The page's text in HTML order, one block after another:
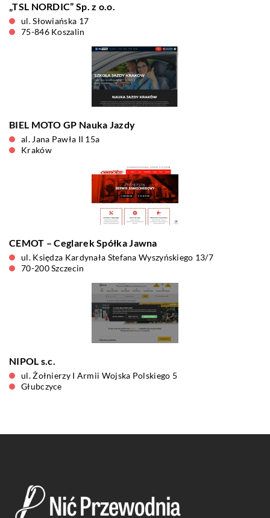
„TSL NORDIC” Sp. z o.o.
ul. Słowiańska 17
75-846 Koszalin
BIEL MOTO GP Nauka Jazdy
al. Jana Pawła II 15a
Kraków
CEMOT – Ceglarek Spółka Jawna
ul. Księdza Kardynała Stefana Wyszyńskiego 13/7
70-200 Szczecin
NIPOL s.c.
ul. Żołnierzy I Armii Wojska Polskiego 5
Głubczyce